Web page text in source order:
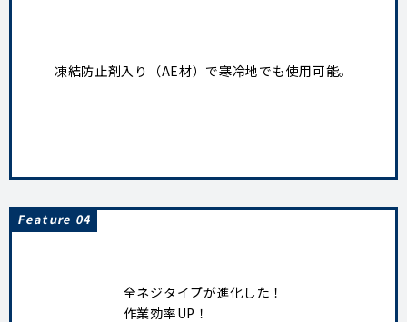
凍結防止剤入り（AE材）で寒冷地でも使用可能。
Feature 04
全ネジタイプが進化した！
作業効率UP！